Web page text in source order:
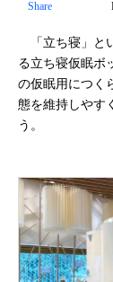
Share
「立ち寝」と
る立ち寝仮眠ボ
の仮眠用につく
態を維持しやす
う。